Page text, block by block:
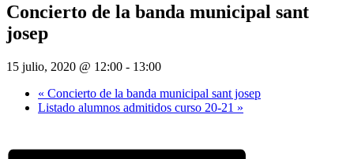
Concierto de la banda municipal sant
josep
15 julio, 2020 @ 12:00 - 13:00
« Concierto de la banda municipal sant josep
Listado alumnos admitidos curso 20-21 »